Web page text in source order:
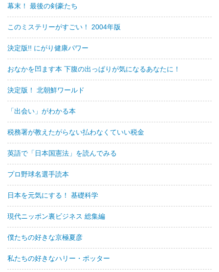
幕末！ 最後の剣豪たち
このミステリーがすごい！ 2004年版
決定版!! にがり健康パワー
おなかを凹ます本 下腹の出っぱりが気になるあなたに！
決定版！ 北朝鮮ワールド
「出会い」がわかる本
税務署が教えたがらない払わなくていい税金
英語で「日本国憲法」を読んでみる
プロ野球名選手読本
日本を元気にする！ 基礎科学
現代ニッポン裏ビジネス 総集編
僕たちの好きな京極夏彦
私たちの好きなハリー・ポッター